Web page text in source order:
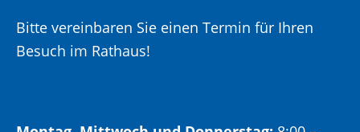
Bitte vereinbaren Sie einen Termin für Ihren
Besuch im Rathaus!